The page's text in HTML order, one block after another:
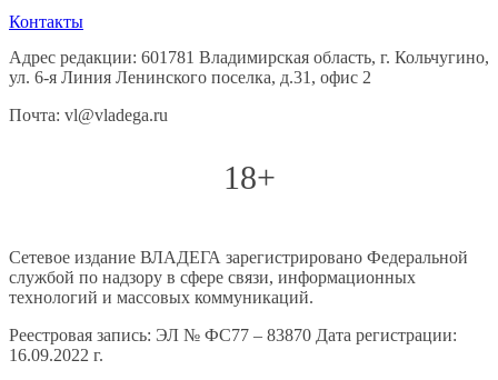
Контакты
Адрес редакции: 601781 Владимирская область, г. Кольчугино,
ул. 6-я Линия Ленинского поселка, д.31, офис 2
Почта: vl@vladega.ru
18+
Сетевое издание ВЛАДЕГА зарегистрировано Федеральной
службой по надзору в сфере связи, информационных
технологий и массовых коммуникаций.
Реестровая запись: ЭЛ № ФС77 – 83870 Дата регистрации:
16.09.2022 г.